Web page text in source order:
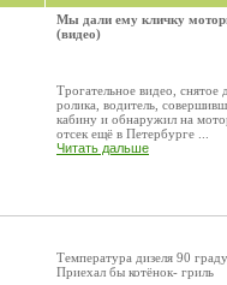
Мы дали ему кличку
(видео)
Трогательное видео,
ролика, водитель,
кабину и обнаружил на
отсек ещё в Петербурге ...
Читать дальше
Температура дизеля 90
Приехал бы котёнок- гриль